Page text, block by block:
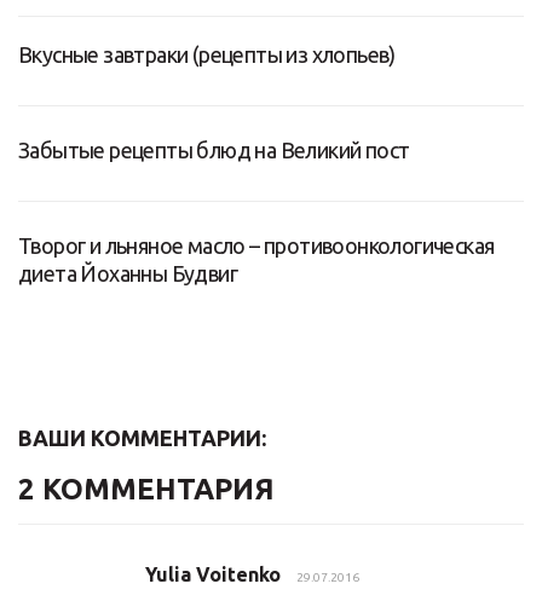
Вкусные завтраки (рецепты из хлопьев)
Забытые рецепты блюд на Великий пост
Творог и льняное масло – противоонкологическая
диета Йоханны Будвиг
ВАШИ КОММЕНТАРИИ:
2 КОММЕНТАРИЯ
Yulia Voitenko 29.07.2016